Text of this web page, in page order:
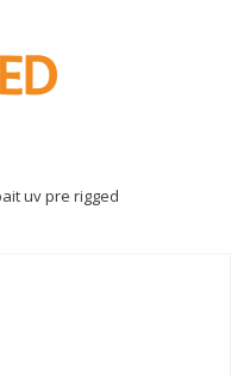
uv pre rigged